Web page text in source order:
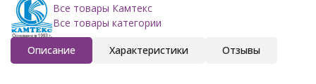
Все товары Камтекс
Все товары категории
Описание Характеристики Отзывы